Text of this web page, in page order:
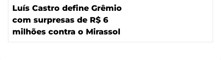
Luís Castro define Grêmio
com surpresas de R$ 6
milhões contra o Mirassol